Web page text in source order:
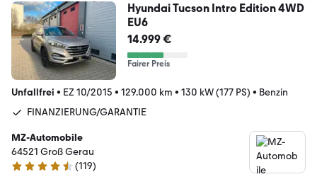
Hyundai Tucson Intro Edition 4WD
EU6
14.999 €
Fairer Preis
Unfallfrei • EZ 10/2015 • 129.000 km • 130 kW (177 PS) • Benzin
FINANZIERUNG/GARANTIE
MZ-Automobile
64521 Groß Gerau
4.6 Sterne
(119)